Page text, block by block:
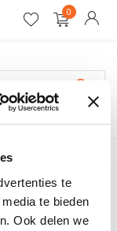
te
te bieden
Ook delen we
0